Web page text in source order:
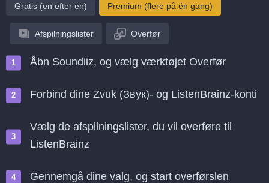
Gratis (en efter en) Premium (flere på én gang)
Afspilningslister Overfør
Åbn Soundiiz, og vælg værktøjet Overfør
Forbind dine Zvuk (Звук)- og ListenBrainz-konti
Vælg de afspilningslister, du vil overføre til
ListenBrainz
Gennemgå dine valg, og start overførslen